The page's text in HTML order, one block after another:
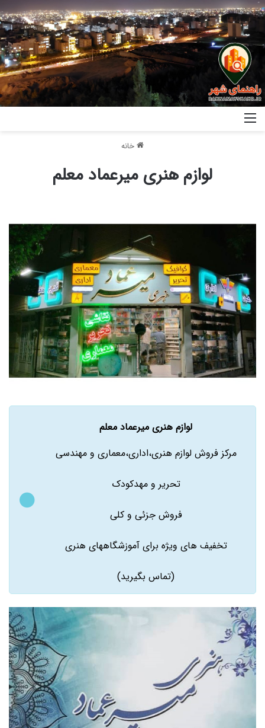
خانه
لوازم هنری میرعماد معلم
لوازم هنری میرعماد معلم
مرکز فروش لوازم هنری،اداری،معماری و مهندسی
تحریر و مهدکودک
فروش جزئی و کلی
تخفیف های ویژه برای آموزشگاههای هنری
(تماس بگیرید)